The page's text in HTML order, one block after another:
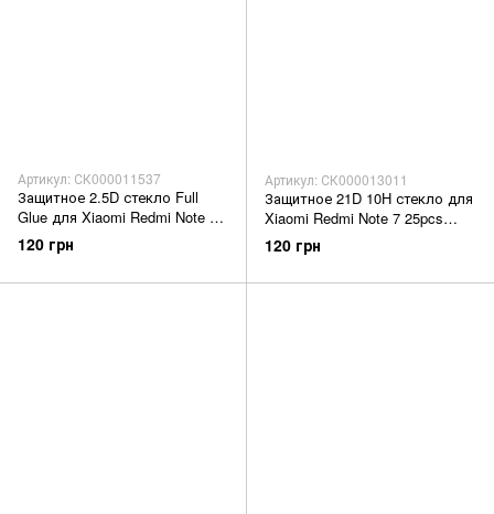
Артикул: СК000011537
Защитное 2.5D стекло Full
Glue для Xiaomi Redmi Note 7
f/s black (пов.) GOpt
120 грн
Артикул: СК000013011
Защитное 21D 10H стекло для
Xiaomi Redmi Note 7 25pcs
black
120 грн